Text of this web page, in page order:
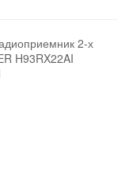
2-х
H93RX22AI